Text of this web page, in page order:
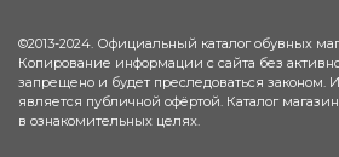
©2013-2024. Официальный каталог обувных
Копирование информации с сайта без
запрещено и будет преследоваться законом.
является публичной офёртой. Каталог
в ознакомительных целях.